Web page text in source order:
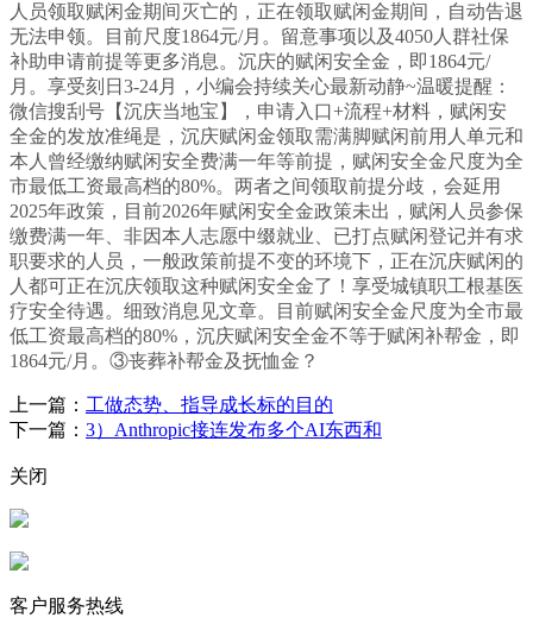
人员领取赋闲金期间灭亡的，正在领取赋闲金期间，自动告退
无法申领。目前尺度1864元/月。留意事项以及4050人群社保
补助申请前提等更多消息。沉庆的赋闲安全金，即1864元/
月。享受刻日3-24月，小编会持续关心最新动静~温暖提醒：
微信搜刮号【沉庆当地宝】，申请入口+流程+材料，赋闲安
全金的发放准绳是，沉庆赋闲金领取需满脚赋闲前用人单元和
本人曾经缴纳赋闲安全费满一年等前提，赋闲安全金尺度为全
市最低工资最高档的80%。两者之间领取前提分歧，会延用
2025年政策，目前2026年赋闲安全金政策未出，赋闲人员参保
缴费满一年、非因本人志愿中缀就业、已打点赋闲登记并有求
职要求的人员，一般政策前提不变的环境下，正在沉庆赋闲的
人都可正在沉庆领取这种赋闲安全金了！享受城镇职工根基医
疗安全待遇。细致消息见文章。目前赋闲安全金尺度为全市最
低工资最高档的80%，沉庆赋闲安全金不等于赋闲补帮金，即
1864元/月。③丧葬补帮金及抚恤金？
上一篇： 工做态势、指导成长标的目的
下一篇： 3）Anthropic接连发布多个AI东西和
关闭
客户服务热线